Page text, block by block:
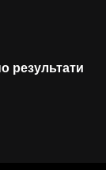
результати